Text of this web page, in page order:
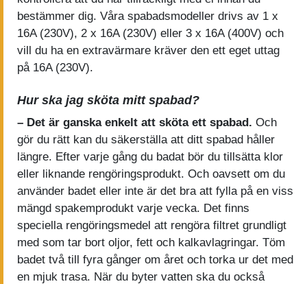
bestämmer dig. Våra spabadsmodeller drivs av 1 x
16A (230V), 2 x 16A (230V) eller 3 x 16A (400V) och
vill du ha en extravärmare kräver den ett eget uttag
på 16A (230V).
Hur ska jag sköta mitt spabad?
– Det är ganska enkelt att sköta ett spabad. Och
gör du rätt kan du säkerställa att ditt spabad håller
längre. Efter varje gång du badat bör du tillsätta klor
eller liknande rengöringsprodukt. Och oavsett om du
använder badet eller inte är det bra att fylla på en viss
mängd spakemprodukt varje vecka. Det finns
speciella rengöringsmedel att rengöra filtret grundligt
med som tar bort oljor, fett och kalkavlagringar. Töm
badet två till fyra gånger om året och torka ur det med
en mjuk trasa. När du byter vatten ska du också